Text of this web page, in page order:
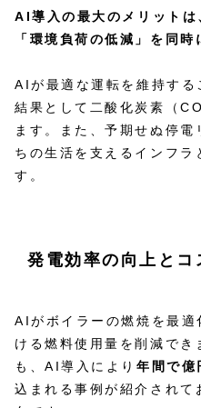
AI導入の最大のメリットは
「環境負荷の低減」を同時
AIが最適な運転を維持する
結果として二酸化炭素（
ます。また、予期せぬ停
ちの生活を支えるインフ
す。
発電効率の向上とコ
AIがボイラーの燃焼を最適
ける燃料使用量を削減で
も、AI導入により年間で億
込まれる事例が紹介されて